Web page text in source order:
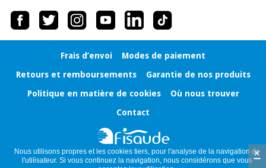
Frais d’envoi
Modes de paiement
Retours et remboursements
Garantie de nos produits
Politique en matière de cookies
Où nous trouver
Contact
Nous utilisons propres et les cookies tiers, pour l'analyse de la navigation de
l'utilisateur. Si vous continuez la navigation, nous considérons que vous×